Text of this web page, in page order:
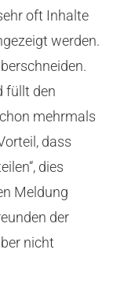
oft Inhalte
werden.
füllt den
mehrmals
dass
dies
Meldung
der
nicht